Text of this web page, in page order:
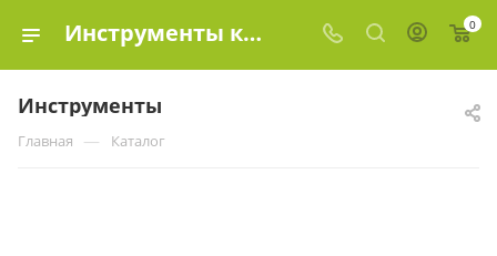
Инструменты купить в Москве, цены в интернет-магазине «Эко-элемент» 0
Инструменты
Главная — Каталог